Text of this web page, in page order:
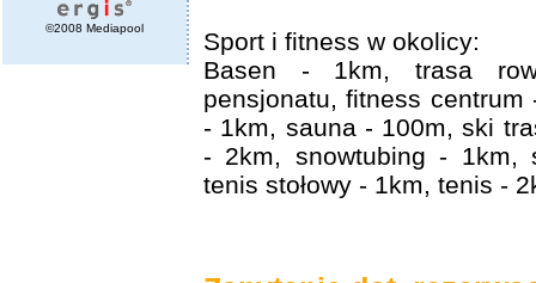
©2008 Mediapool
Sport i fitness w okolicy:
Basen - 1km, trasa
pensjonatu, fitness centrum
- 1km, sauna - 100m, ski
- 2km, snowtubing - 1km,
tenis stołowy - 1km, tenis -